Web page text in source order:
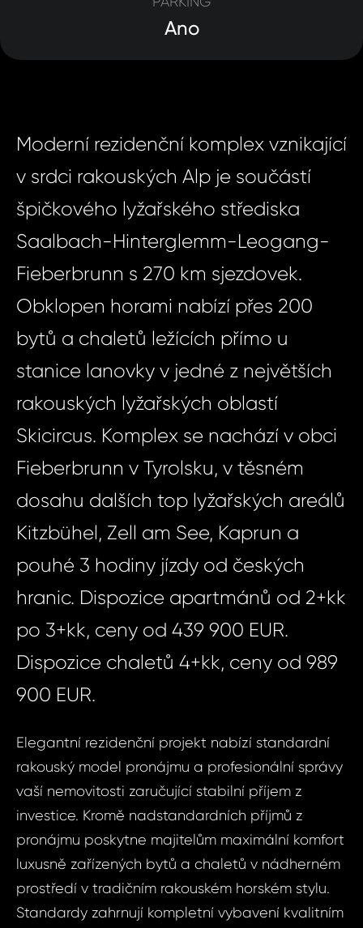
Ano
Moderní rezidenční komplex vznikající
v srdci rakouských Alp je součástí
špičkového lyžařského střediska
Saalbach-Hinterglemm-Leogang-
Fieberbrunn s 270 km sjezdovek.
Obklopen horami nabízí přes 200
bytů a chaletů ležících přímo u
stanice lanovky v jedné z největších
rakouských lyžařských oblastí
Skicircus. Komplex se nachází v obci
Fieberbrunn v Tyrolsku, v těsném
dosahu dalších top lyžařských areálů
Kitzbühel, Zell am See, Kaprun a
pouhé 3 hodiny jízdy od českých
hranic. Dispozice apartmánů od 2+kk
po 3+kk, ceny od 439 900 EUR.
Dispozice chaletů 4+kk, ceny od 989
900 EUR.
Elegantní rezidenční projekt nabízí standardní
rakouský model pronájmu a profesionální správy
vaší nemovitosti zaručující stabilní příjem z
investice. Kromě nadstandardních příjmů z
pronájmu poskytne majitelům maximální komfort
luxusně zařízených bytů a chaletů v nádherném
prostředí v tradičním rakouském horském stylu.
Standardy zahrnují kompletní vybavení kvalitním